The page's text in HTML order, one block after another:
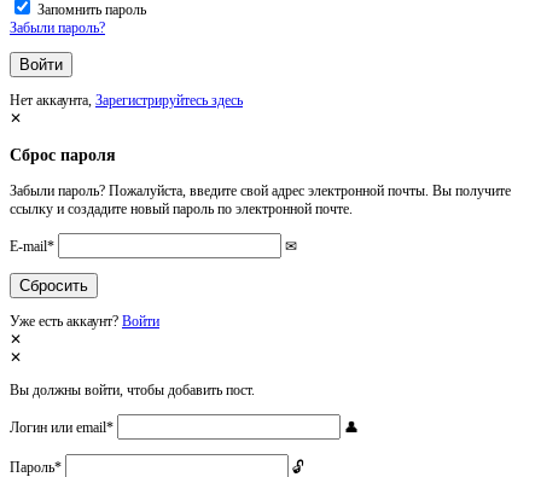
Запомнить пароль
Забыли пароль?
Нет аккаунта, Зарегистрируйтесь здесь
Сброс пароля
Забыли пароль? Пожалуйста, введите свой адрес электронной почты. Вы получите
ссылку и создадите новый пароль по электронной почте.
E-mail*
Уже есть аккаунт? Войти
Вы должны войти, чтобы добавить пост.
Логин или email*
Пароль*